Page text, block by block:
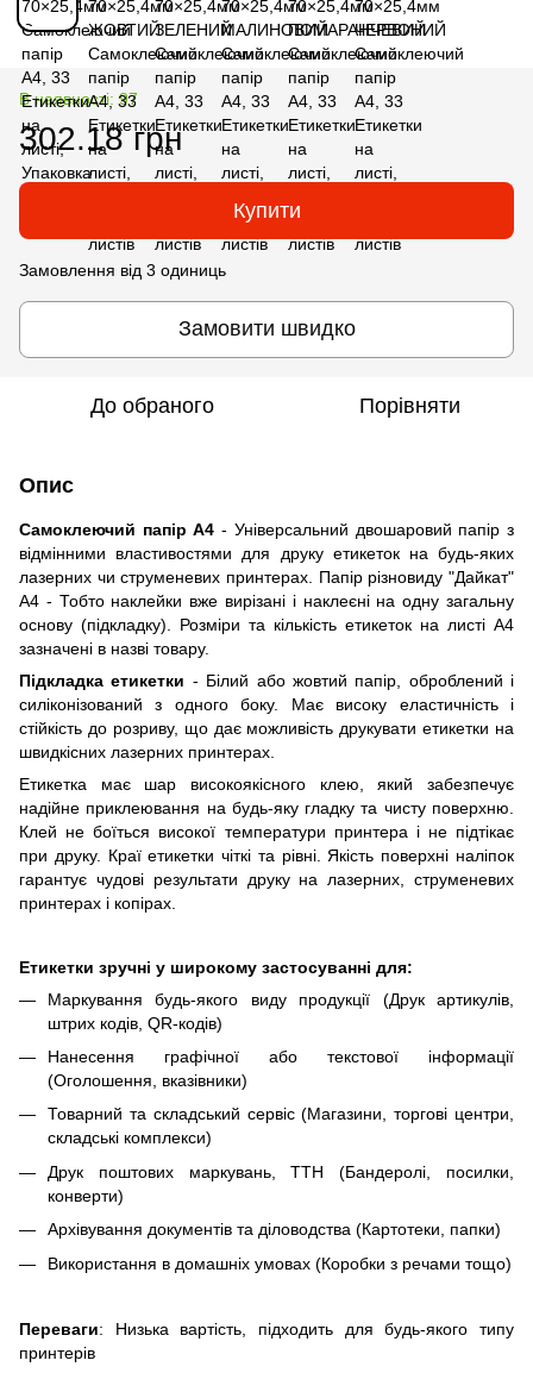
В наявності: 97
302.18 грн
Купити
Замовлення від 3 одиниць
Замовити швидко
До обраного Порівняти
Опис
Самоклеючий папір А4 - Універсальний двошаровий папір з
відмінними властивостями для друку етикеток на будь-яких
лазерних чи струменевих принтерах. Папір різновиду "Дайкат"
A4 - Тобто наклейки вже вирізані і наклеєні на одну загальну
основу (підкладку). Розміри та кількість етикеток на листі А4
зазначені в назві товару.
Підкладка етикетки - Білий або жовтий папір, оброблений і
силіконізований з одного боку. Має високу еластичність і
стійкість до розриву, що дає можливість друкувати етикетки на
швидкісних лазерних принтерах.
Етикетка має шар високоякісного клею, який забезпечує
надійне приклеювання на будь-яку гладку та чисту поверхню.
Клей не боїться високої температури принтера і не підтікає
при друку. Краї етикетки чіткі та рівні. Якість поверхні наліпок
гарантує чудові результати друку на лазерних, струменевих
принтерах і копірах.
Етикетки зручні у широкому застосуванні для:
Маркування будь-якого виду продукції (Друк артикулів,
штрих кодів, QR-кодів)
Нанесення графічної або текстової інформації
(Оголошення, вказівники)
Товарний та складський сервіс (Магазини, торгові центри,
складські комплекси)
Друк поштових маркувань, ТТН (Бандеролі, посилки,
конверти)
Архівування документів та діловодства (Картотеки, папки)
Використання в домашніх умовах (Коробки з речами тощо)
Переваги: Низька вартість, підходить для будь-якого типу
принтерів